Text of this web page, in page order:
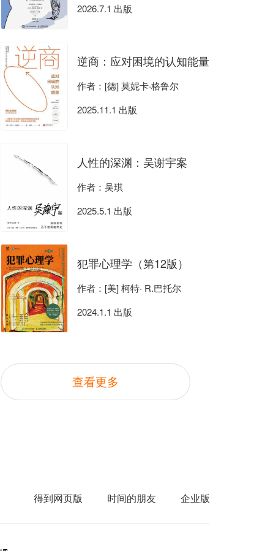
2026.7.1 出版
逆商：应对困境的认知能量
作者：[德] 莫妮卡·格鲁尔
2025.11.1 出版
人性的深渊：吴谢宇案
作者：吴琪
2025.5.1 出版
犯罪心理学（第12版）
作者：[美] 柯特· R.巴托尔
2024.1.1 出版
查看更多
得到网页版 时间的朋友 企业版